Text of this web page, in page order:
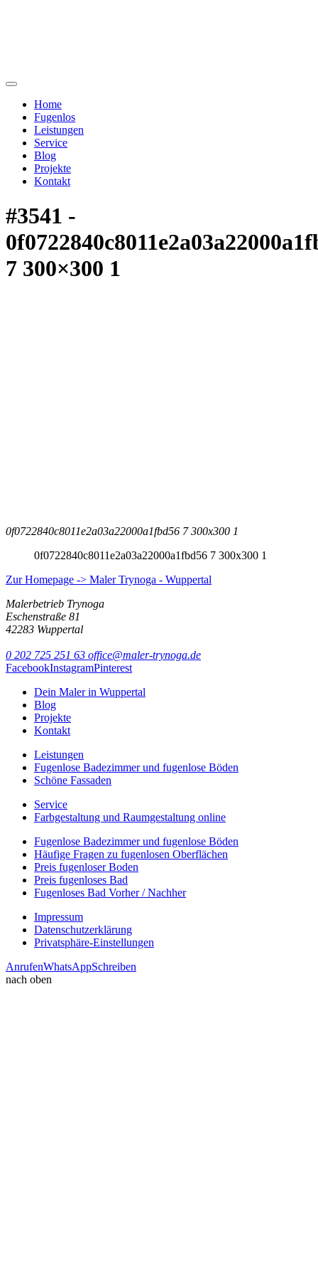
Home
Fugenlos
Leistungen
Service
Blog
Projekte
Kontakt
#3541 -
7 300×300 1
0f0722840c8011e2a03a22000a1fbd56 7 300x300 1
0f0722840c8011e2a03a22000a1fbd56 7 300x300 1
Zur Homepage -> Maler Trynoga - Wuppertal
Malerbetrieb Trynoga
Eschenstraße 81
42283 Wuppertal
0 202 725 251 63 office@maler-trynoga.de
FacebookInstagramPinterest
Dein Maler in Wuppertal
Blog
Projekte
Kontakt
Leistungen
Fugenlose Badezimmer und fugenlose Böden
Schöne Fassaden
Service
Farbgestaltung und Raumgestaltung online
Fugenlose Badezimmer und fugenlose Böden
Häufige Fragen zu fugenlosen Oberflächen
Preis fugenloser Boden
Preis fugenloses Bad
Fugenloses Bad Vorher / Nachher
Impressum
Datenschutzerklärung
Privatsphäre-Einstellungen
AnrufenWhatsAppSchreiben
nach oben